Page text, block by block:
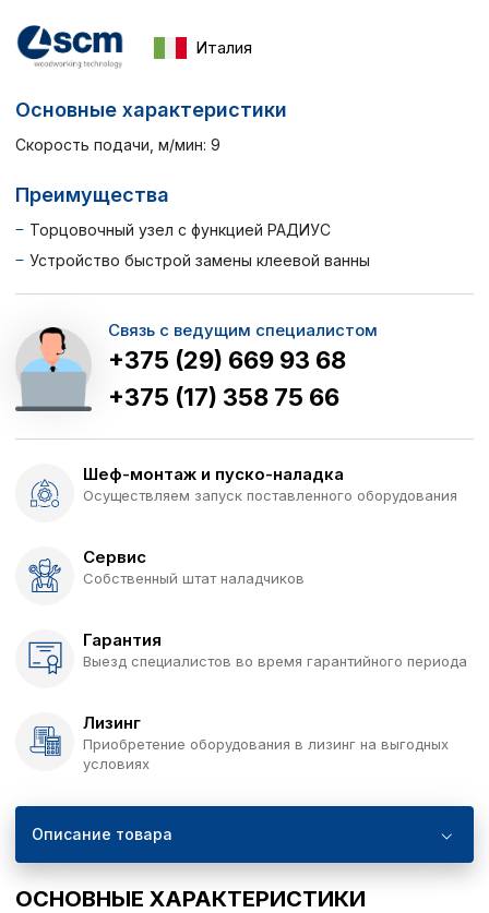
Италия
Основные характеристики
Скорость подачи, м/мин: 9
Преимущества
Торцовочный узел с функцией РАДИУС
Устройство быстрой замены клеевой ванны
Связь с ведущим специалистом
+375 (29) 669 93 68
+375 (17) 358 75 66
Шеф-монтаж и пуско-наладка
Осуществляем запуск поставленного оборудования
Сервис
Собственный штат наладчиков
Гарантия
Выезд специалистов во время гарантийного периода
Лизинг
Приобретение оборудования в лизинг на выгодных
условиях
Описание товара
ОСНОВНЫЕ ХАРАКТЕРИСТИКИ